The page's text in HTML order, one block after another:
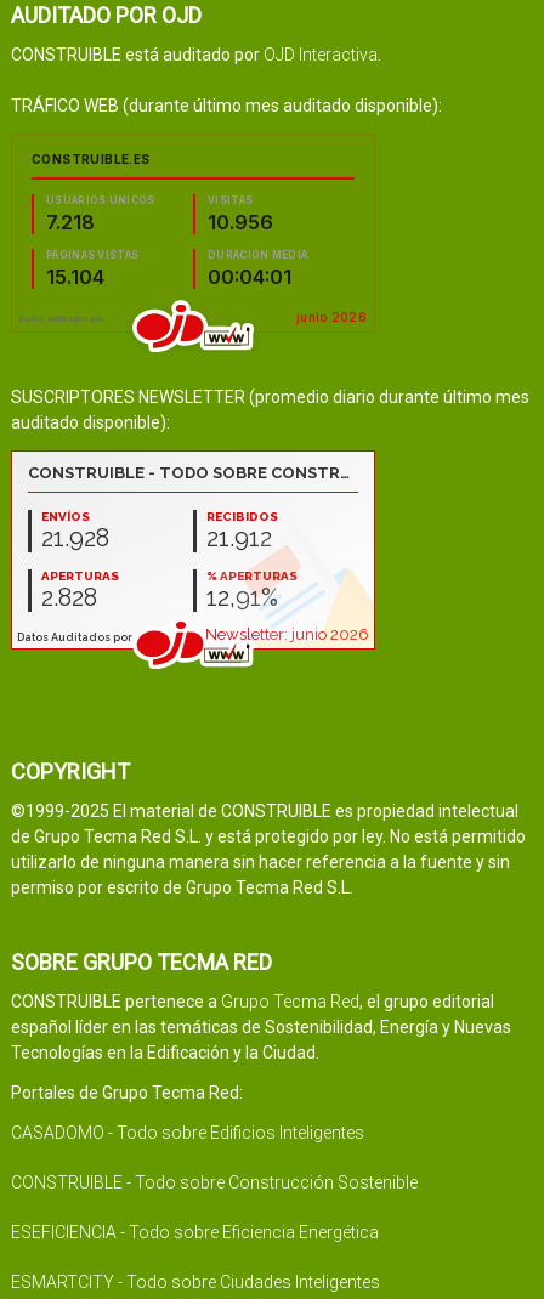
AUDITADO POR OJD
CONSTRUIBLE está auditado por OJD Interactiva
TRÁFICO WEB (durante último mes auditado disponible):
SUSCRIPTORES NEWSLETTER (promedio diario durante último mes
auditado disponible):
COPYRIGHT
©1999-2025 El material de CONSTRUIBLE es propiedad intelectual
de Grupo Tecma Red S.L. y está protegido por ley. No está permitido
utilizarlo de ninguna manera sin hacer referencia a la fuente y sin
permiso por escrito de Grupo Tecma Red S.L.
SOBRE GRUPO TECMA RED
CONSTRUIBLE pertenece a Grupo Tecma Red, el grupo editorial
español líder en las temáticas de Sostenibilidad, Energía y Nuevas
Tecnologías en la Edificación y la Ciudad.
Portales de Grupo Tecma Red:
CASADOMO - Todo sobre Edificios Inteligentes
CONSTRUIBLE - Todo sobre Construcción Sostenible
ESEFICIENCIA - Todo sobre Eficiencia Energética
ESMARTCITY - Todo sobre Ciudades Inteligentes